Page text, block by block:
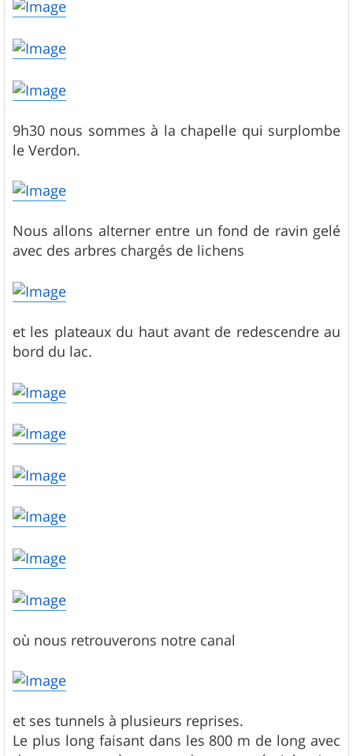
9h30 nous sommes à la chapelle qui surplombe
le Verdon.
Nous allons alterner entre un fond de ravin gelé
avec des arbres chargés de lichens
et les plateaux du haut avant de redescendre au
bord du lac.
où nous retrouverons notre canal
et ses tunnels à plusieurs reprises.
Le plus long faisant dans les 800 m de long avec